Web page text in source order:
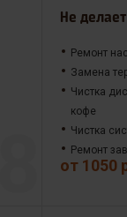
Не
Ремонт
Замена
Чистка
кофе
Чистка
Ремонт
от 1050